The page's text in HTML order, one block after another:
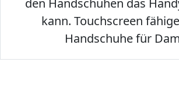
den Handschuhen das
kann. Touchscreen
Handschuhe für